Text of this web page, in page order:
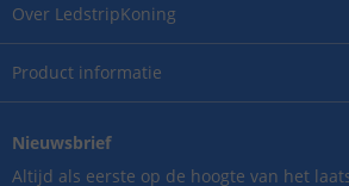
Over LedstripKoning
Product informatie
Nieuwsbrief
Altijd als eerste op de hoogte van het